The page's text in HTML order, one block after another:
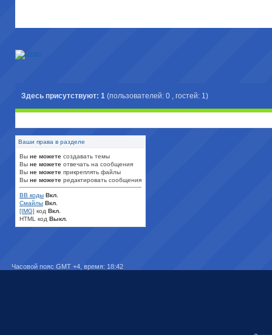
Здесь присутствуют: 1 (пользователей: 0 , гостей: 1)
Ваши права в разделе
Вы не можете создавать темы
Вы не можете отвечать на сообщения
Вы не можете прикреплять файлы
Вы не можете редактировать сообщения
BB коды Вкл.
Смайлы Вкл.
[IMG] код Вкл.
HTML код Выкл.
Часовой пояс GMT +4, время: 18:42